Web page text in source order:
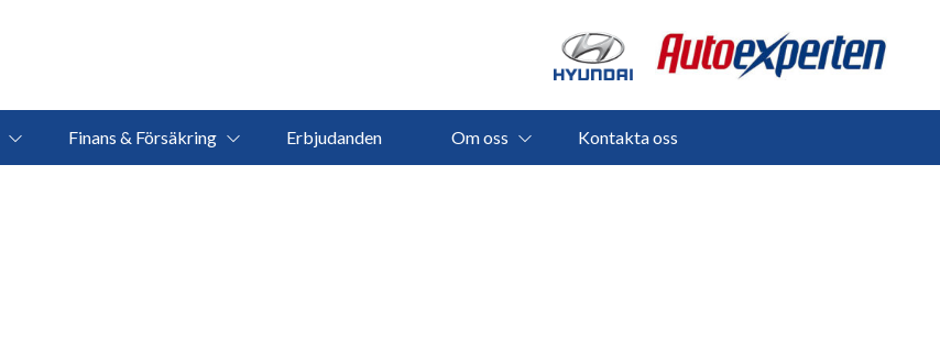
Finans & Försäkring Erbjudanden Om oss Kontakta oss